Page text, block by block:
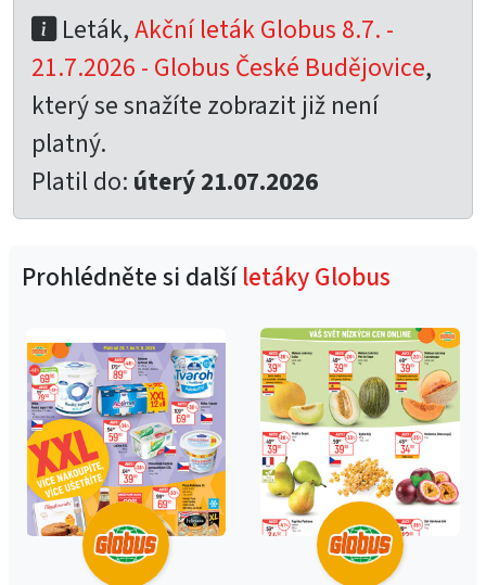
Leták,Akční leták Globus 8.7. -
21.7.2026 - Globus České Budějovice,
který se snažíte zobrazit již není
platný.
Platil do: úterý 21.07.2026
Prohlédněte si dalšíletáky Globus